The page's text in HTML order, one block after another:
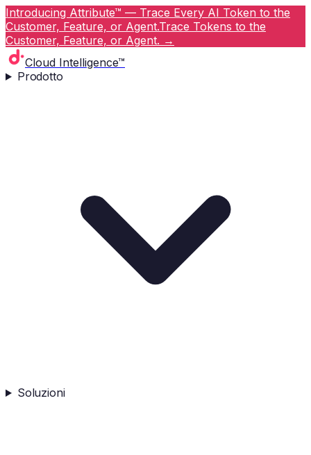
Introducing Attribute™ — Trace Every AI Token to the
Customer, Feature, or Agent.Trace Tokens to the
Customer, Feature, or Agent. →
Cloud Intelligence™
Prodotto
Soluzioni